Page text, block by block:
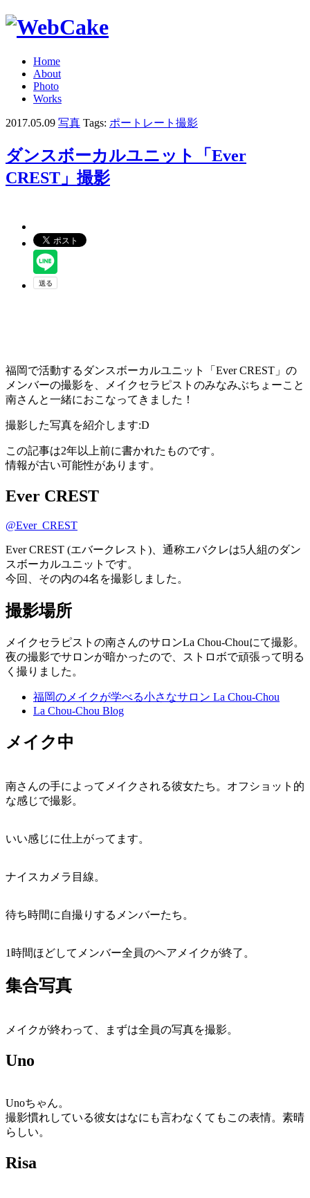
Home
About
Photo
Works
2017.05.09 写真 Tags: ポートレート撮影
ダンスボーカルユニット「Ever
CREST」撮影
福岡で活動するダンスボーカルユニット「Ever CREST」の
メンバーの撮影を、メイクセラピストのみなみぶちょーこと
南さんと一緒におこなってきました！
撮影した写真を紹介します:D
この記事は2年以上前に書かれたものです。
情報が古い可能性があります。
Ever CREST
@Ever_CREST
Ever CREST (エバークレスト)、通称エバクレは5人組のダン
スボーカルユニットです。
今回、その内の4名を撮影しました。
撮影場所
メイクセラピストの南さんのサロンLa Chou-Chouにて撮影。
夜の撮影でサロンが暗かったので、ストロボで頑張って明る
く撮りました。
福岡のメイクが学べる小さなサロン La Chou-Chou
La Chou-Chou Blog
メイク中
南さんの手によってメイクされる彼女たち。オフショット的
な感じで撮影。
いい感じに仕上がってます。
ナイスカメラ目線。
待ち時間に自撮りするメンバーたち。
1時間ほどしてメンバー全員のヘアメイクが終了。
集合写真
メイクが終わって、まずは全員の写真を撮影。
Uno
Unoちゃん。
撮影慣れしている彼女はなにも言わなくてもこの表情。素晴
らしい。
Risa